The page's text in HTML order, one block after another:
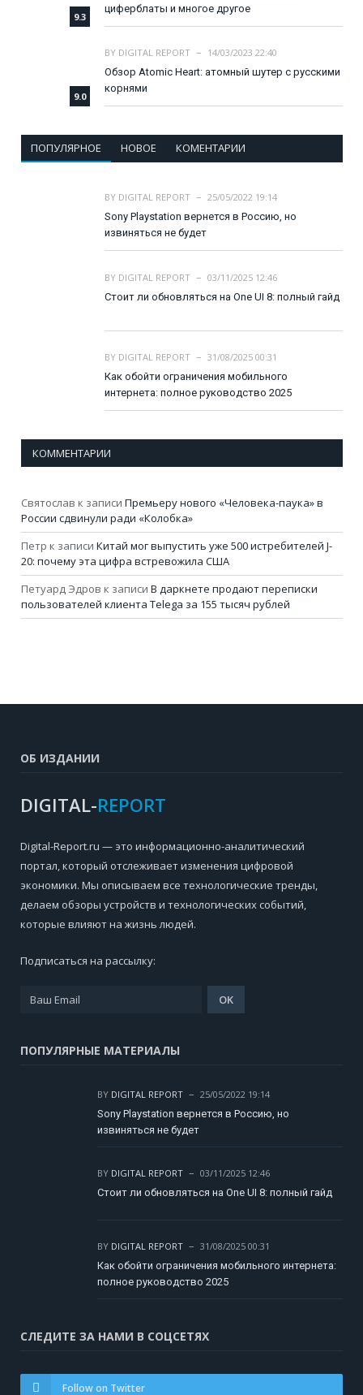
9.3
циферблаты и многое другое
9.0
BY DIGITAL REPORT
14/03/2023 22:40
Обзор Atomic Heart: атомный шутер с русскими
корнями
ПОПУЛЯРНОЕ НОВОЕ КОМЕНТАРИИ
BY DIGITAL REPORT
25/05/2022 19:14
Sony Playstation вернется в Россию, но
извиняться не будет
BY DIGITAL REPORT
03/11/2025 12:46
Стоит ли обновляться на One UI 8: полный гайд
BY DIGITAL REPORT
31/08/2025 00:31
Как обойти ограничения мобильного
интернета: полное руководство 2025
КОММЕНТАРИИ
Святослав к записи Премьеру нового «Человека-паука» в
России сдвинули ради «Колобка»
Петр к записи Китай мог выпустить уже 500 истребителей J-
20: почему эта цифра встревожила США
Петуард Эдров к записи В даркнете продают переписки
пользователей клиента Telega за 155 тысяч рублей
ОБ ИЗДАНИИ
DIGITAL-REPORT
Digital-Report.ru — это информационно-аналитический
портал, который отслеживает изменения цифровой
экономики. Мы описываем все технологические тренды,
делаем обзоры устройств и технологических событий,
которые влияют на жизнь людей.
Подписаться на рассылку:
ПОПУЛЯРНЫЕ МАТЕРИАЛЫ
BY DIGITAL REPORT
25/05/2022 19:14
Sony Playstation вернется в Россию, но
извиняться не будет
BY DIGITAL REPORT
03/11/2025 12:46
Стоит ли обновляться на One UI 8: полный гайд
BY DIGITAL REPORT
31/08/2025 00:31
Как обойти ограничения мобильного интернета:
полное руководство 2025
СЛЕДИТЕ ЗА НАМИ В СОЦСЕТЯХ
Follow on Twitter